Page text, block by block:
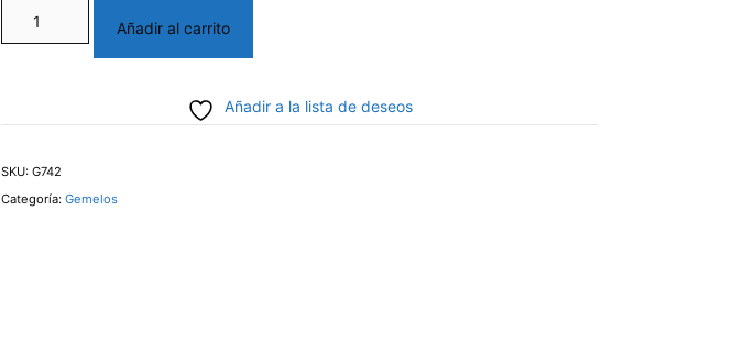
Gemelos
con
cantidad
Añadir al carrito
Añadir a la lista de deseos
SKU:G742
Categoría:Gemelos